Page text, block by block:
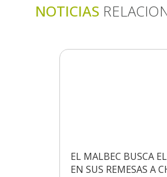
NOTICIAS
EL MALBEC BUSCA
EN SUS REMESAS A